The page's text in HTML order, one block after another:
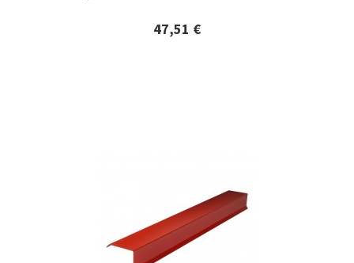
47,51 €
Lisätiedot ja tilaaminen